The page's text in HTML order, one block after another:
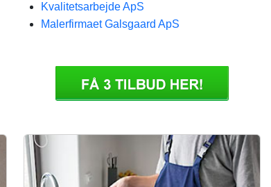
Kvalitetsarbejde ApS
Malerfirmaet Galsgaard ApS